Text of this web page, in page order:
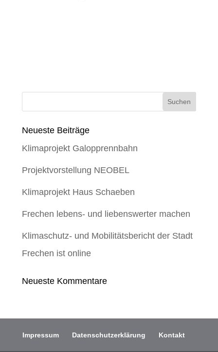
Neueste Beiträge
Klimaprojekt Galopprennbahn
Projektvorstellung NEOBEL
Klimaprojekt Haus Schaeben
Frechen lebens- und liebenswerter machen
Klimaschutz- und Mobilitätsbericht der Stadt
Frechen ist online
Neueste Kommentare
Impressum Datenschutzerklärung Kontakt